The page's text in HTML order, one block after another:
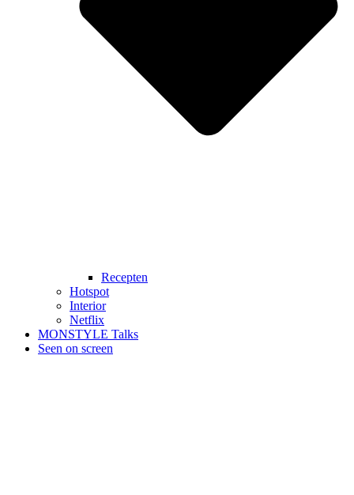
Recepten
Hotspot
Interior
Netflix
MONSTYLE Talks
Seen on screen